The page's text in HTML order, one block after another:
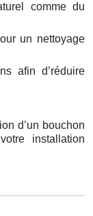
comme du
un nettoyage
afin d’réduire
d’un bouchon
installation